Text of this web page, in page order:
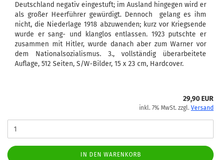
Deutschland negativ eingestuft; im Ausland hingegen wird er
als großer Heerführer gewürdigt. Dennoch gelang es ihm
nicht, die Niederlage 1918 abzuwenden; kurz vor Kriegsende
wurde er sang- und klanglos entlassen. 1923 putschte er
zusammen mit Hitler, wurde danach aber zum Warner vor
dem Nationalsozialismus. 3., vollständig überarbeitete
Auflage, 512 Seiten, S/W-Bilder, 15 x 23 cm, Hardcover.
29,90 EUR
inkl. 7% MwSt. zzgl. Versand
IN DEN WARENKORB